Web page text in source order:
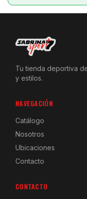
Tu tienda deportiva
y estilos.
NAVEGACIÓN
Catálogo
Nosotros
Ubicaciones
Contacto
CONTACTO